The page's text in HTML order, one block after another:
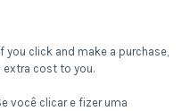
click and make a purchase,
extra cost to you.
você clicar e fizer uma